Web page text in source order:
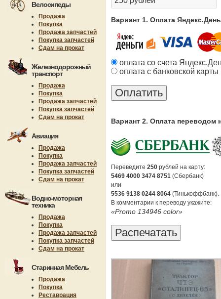
Велосипеды
Продажа
Покупка
Продажа запчастей
Покупка запчастей
Сдам на прокат
Железнодорожный
транспорт
Продажа
Покупка
Продажа запчастей
Покупка запчастей
Сдам на прокат
Авиация
Продажа
Покупка
Продажа запчастей
Покупка запчастей
Сдам на прокат
Водно-моторная
техника
Продажа
Покупка
Продажа запчастей
Покупка запчастей
Сдам на прокат
Старинная Мебель
Продажа
Покупка
Реставрация
Вариант 1. Оплата
оплата со счета
оплата с банковской карты
Вариант 2. Оплата переводом
Переведите 250 рублей на карту:
5469 4000 3474 8751 (Сбербанк)
или
5536 9138 0244 8064 (Тинькоффбанк).
В комментарии к переводу укажите:
«Promo 134946 color»